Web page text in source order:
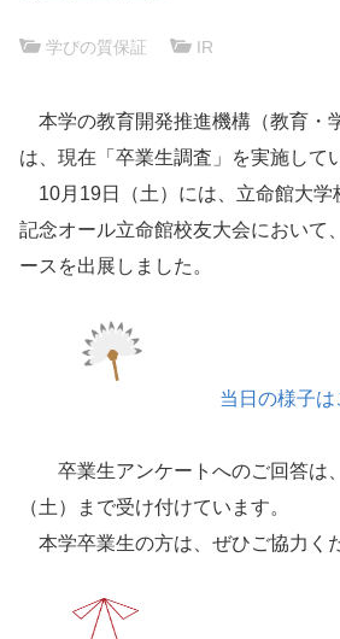
学びの質保証 IR
本学の教育開発推進機構（教育・
は、現在「卒業生調査」を実施して
10月19日（土）には、立命館大学
記念オール立命館校友大会において
ースを出展しました。
当日の様子は
卒業生アンケートへのご回答は
（土）まで受け付けています。
本学卒業生の方は、ぜひご協力く